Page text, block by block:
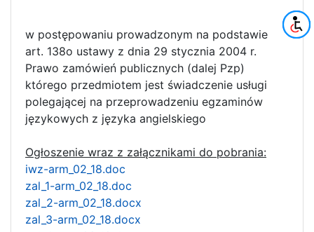
w postępowaniu prowadzonym na podstawie
art. 138o ustawy z dnia 29 stycznia 2004 r.
Prawo zamówień publicznych (dalej Pzp)
którego przedmiotem jest świadczenie usługi
polegającej na przeprowadzeniu egzaminów
językowych z języka angielskiego
Ogłoszenie wraz z załącznikami do pobrania:
iwz-arm_02_18.doc
zal_1-arm_02_18.doc
zal_2-arm_02_18.docx
zal_3-arm_02_18.docx